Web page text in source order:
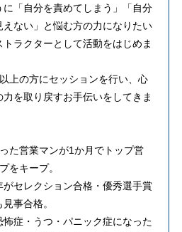
「自分を責めてしまう」「自分
ない」と悩む方の力になりたい
ラクターとして活動をはじめま
上の方にセッションを行い、心
を取り戻すお手伝いをしてきま
た営業マンが1か月でトップ営
をキープ。
セレクション合格・優秀選手賞
事合格。
症・うつ・パニック症になった